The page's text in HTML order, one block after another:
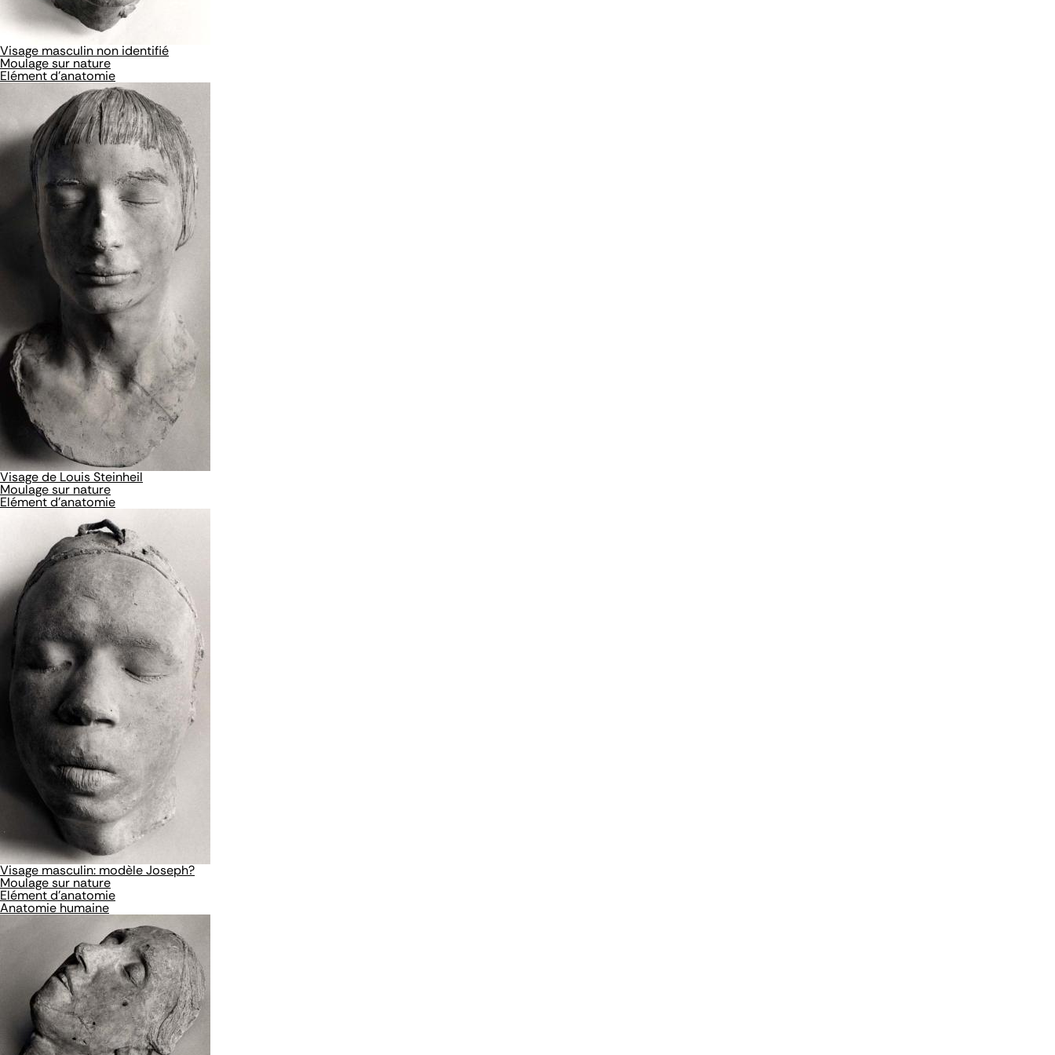
Visage masculin non identifié
Moulage sur nature
Elément d'anatomie
Visage de Louis Steinheil
Moulage sur nature
Elément d'anatomie
Visage masculin: modèle Joseph?
Moulage sur nature
Elément d'anatomie
Anatomie humaine